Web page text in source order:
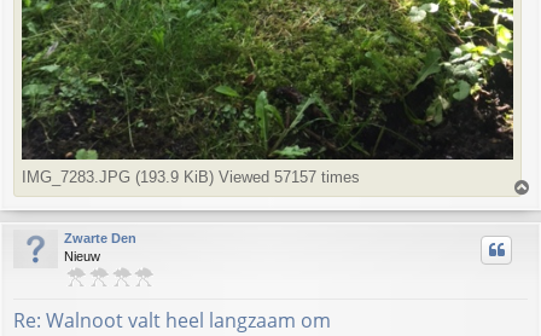
IMG_7283.JPG (193.9 KiB) Viewed 57157 times
p
Zwarte Den
Nieuw
Re: Walnoot valt heel langzaam om